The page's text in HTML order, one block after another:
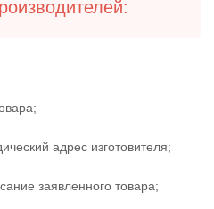
адрес изготовителя;
заявленного товара;